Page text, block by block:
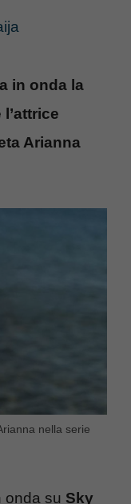
in onda la
l’attrice
Arianna
nella serie
onda su Sky